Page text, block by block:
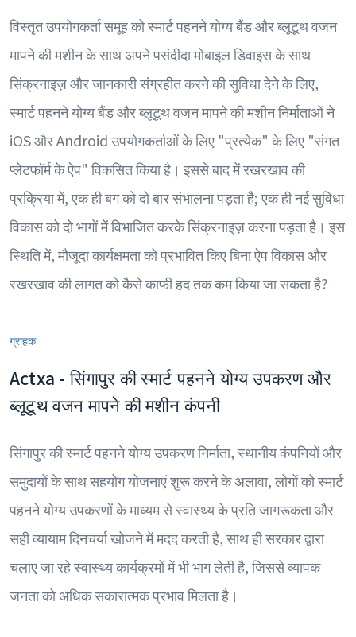
विस्तृत उपयोगकर्ता समूह को स्मार्ट पहनने योग्य बैंड और ब्लूटूथ वजन
मापने की मशीन के साथ अपने पसंदीदा मोबाइल डिवाइस के साथ
सिंक्रनाइज़ और जानकारी संग्रहीत करने की सुविधा देने के लिए,
स्मार्ट पहनने योग्य बैंड और ब्लूटूथ वजन मापने की मशीन निर्माताओं ने
iOS और Android उपयोगकर्ताओं के लिए "प्रत्येक" के लिए "संगत
प्लेटफॉर्म के ऐप" विकसित किया है। इससे बाद में रखरखाव की
प्रक्रिया में, एक ही बग को दो बार संभालना पड़ता है; एक ही नई सुविधा
विकास को दो भागों में विभाजित करके सिंक्रनाइज़ करना पड़ता है। इस
स्थिति में, मौजूदा कार्यक्षमता को प्रभावित किए बिना ऐप विकास और
रखरखाव की लागत को कैसे काफी हद तक कम किया जा सकता है?
ग्राहक
Actxa - सिंगापुर की स्मार्ट पहनने योग्य उपकरण और
ब्लूटूथ वजन मापने की मशीन कंपनी
सिंगापुर की स्मार्ट पहनने योग्य उपकरण निर्माता, स्थानीय कंपनियों और
समुदायों के साथ सहयोग योजनाएं शुरू करने के अलावा, लोगों को स्मार्ट
पहनने योग्य उपकरणों के माध्यम से स्वास्थ्य के प्रति जागरूकता और
सही व्यायाम दिनचर्या खोजने में मदद करती है, साथ ही सरकार द्वारा
चलाए जा रहे स्वास्थ्य कार्यक्रमों में भी भाग लेती है, जिससे व्यापक
जनता को अधिक सकारात्मक प्रभाव मिलता है।